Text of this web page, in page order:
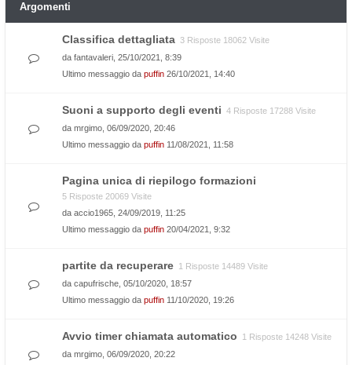
Argomenti
Classifica dettagliata 3 Risposte 18062 Visite
da fantavaleri , 25/10/2021, 8:39
Ultimo messaggio da puffin 26/10/2021, 14:40
Suoni a supporto degli eventi 4 Risposte 17288 Visite
da mrgimo , 06/09/2020, 20:46
Ultimo messaggio da puffin 11/08/2021, 11:58
Pagina unica di riepilogo formazioni
5 Risposte 20069 Visite
da accio1965 , 24/09/2019, 11:25
Ultimo messaggio da puffin 20/04/2021, 9:32
partite da recuperare 1 Risposte 14489 Visite
da capufrische , 05/10/2020, 18:57
Ultimo messaggio da puffin 11/10/2020, 19:26
Avvio timer chiamata automatico
1 Risposte 14248 Visite
da mrgimo , 06/09/2020, 20:22